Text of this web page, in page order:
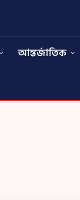
আন্তর্জাতিক